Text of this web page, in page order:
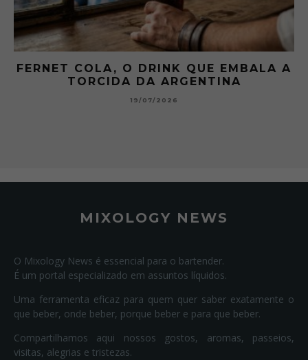
GIBSON: O PICLES QUE MUDOU A
HISTÓRIA DOS MARTINI
15/07/2026
MIXOLOGY NEWS
O Mixology News é essencial para o bartender.
É um portal especializado em assuntos líquidos.
Uma ferramenta eficaz para quem quer saber exatamente o
que beber, onde beber, porque beber e para que beber.
Compartilhamos aqui nossos gostos, aromas, passeios,
visitas, alegrias e tristezas.